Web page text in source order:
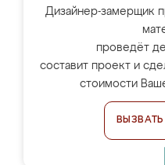
Дизайнер-замерщик
проведёт
составит проект и
стоимости